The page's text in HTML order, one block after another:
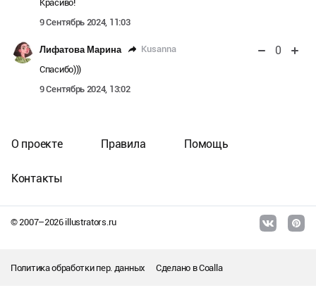
Красиво!
9 Сентябрь 2024, 11:03
Лифатова Марина Kusanna 0
Спасибо)))
9 Сентябрь 2024, 13:02
© 2007–2026illustrators.ru
О проекте Правила Помощь
Контакты
Политика обработки пер. данных Сделано вCoalla